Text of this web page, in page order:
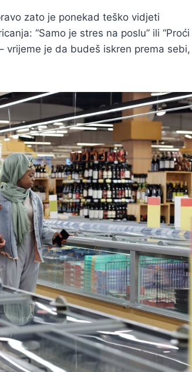
zato je ponekad teško vidjeti
“Samo je stres na poslu” ili “Proći
vrijeme je da budeš iskren prema sebi,